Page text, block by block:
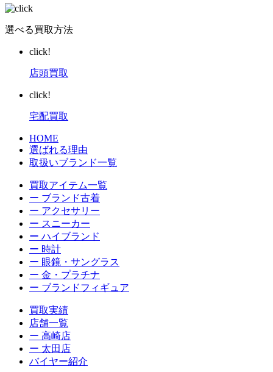
選べる買取方法
click!
店頭買取
click!
宅配買取
HOME
選ばれる理由
取扱いブランド一覧
買取アイテム一覧
ー ブランド古着
ー アクセサリー
ー スニーカー
ー ハイブランド
ー 時計
ー 眼鏡・サングラス
ー 金・プラチナ
ー ブランドフィギュア
買取実績
店舗一覧
ー 高崎店
ー 太田店
バイヤー紹介